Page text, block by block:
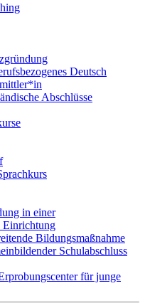
Deutsch
Abschlüsse
in einer
Einrichtung
Bildungsmaßnahme
Schulabschluss
für junge